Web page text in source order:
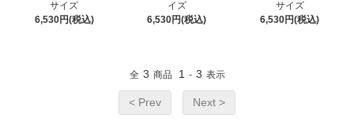
サイズ
6,530円(税込)
イズ
6,530円(税込)
サイズ
6,530円(税込)
全 3 商品 1 - 3 表示
< Prev Next >